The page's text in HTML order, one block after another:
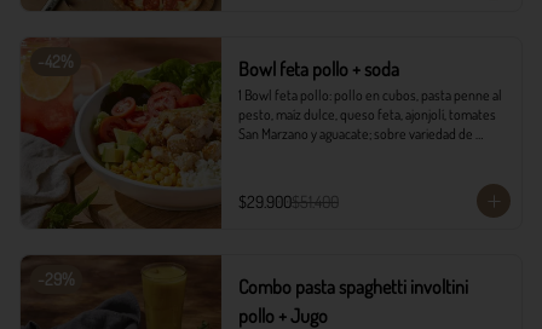
-42% Bowl feta pollo + soda
1 Bowl feta pollo: pollo en cubos, pasta penne al
pesto, maíz dulce, queso feta, ajonjolí, tomates
San Marzano y aguacate; sobre variedad de
$29.900$51.400
-29%
Combo pasta spaghetti involtini
pollo + Jugo